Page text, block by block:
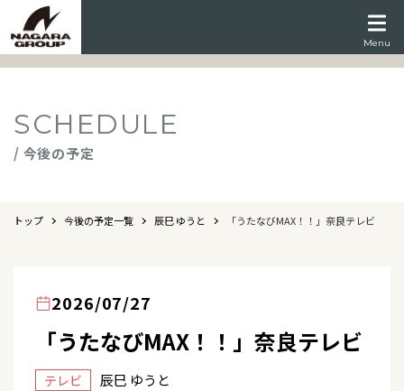
Menu
SCHEDULE
/ 今後の予定
トップ 今後の予定一覧 辰巳 ゆうと 「うたなびMAX！！」奈良テレビ
2026/07/27
「うたなびMAX！！」奈良テレビ
テレビ 辰巳 ゆうと